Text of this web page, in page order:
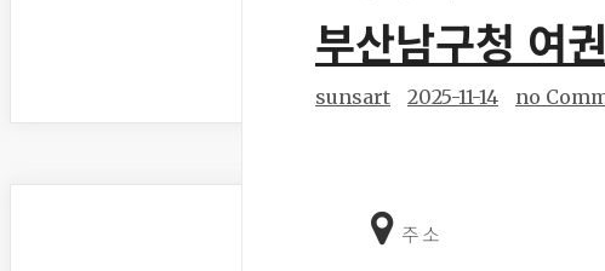
부산남구청 여
sunsart 2025-11-14 no
주소